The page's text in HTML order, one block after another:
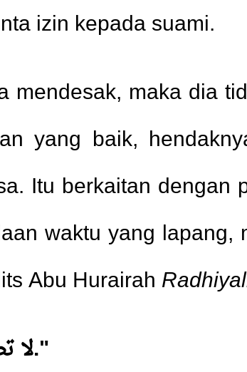
izin kepada suami.
mendesak, maka dia
yang baik,
Itu berkaitan dengan
waktu yang
Abu Hurairah
"لا تصوم المرأة وزوجها شاهد إلا بإذنه."